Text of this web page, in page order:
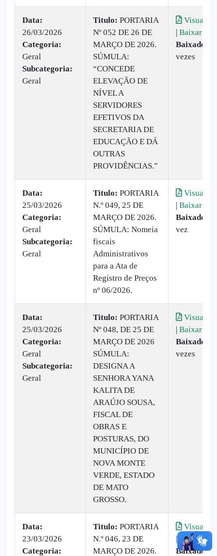
Data:
26/03/2026
Categoria:
Geral
Subcategoria:
Geral
Titulo: PORTARIA
Nº 052 DE 26 DE
MARÇO DE 2026.
SÚMULA:
“CONCEDE
ELEVAÇÃO DE
NÍVEL A
SERVIDORES
EFETIVOS DA
SECRETARIA DE
EDUCAÇÃO E DÁ
OUTRAS
PROVIDÊNCIAS.”
| Baixar
Baixado:
vezes
Data:
25/03/2026
Categoria:
Geral
Subcategoria:
Geral
Titulo: PORTARIA
N.º 049, 25 DE
MARÇO DE 2026.
SÚMULA: Nomeia
fiscais
Administrativos
para a Ata de
Registro de Preços
nº 06/2026.
| Baixar
Baixado:
vez
Data:
25/03/2026
Categoria:
Geral
Subcategoria:
Geral
Titulo: PORTARIA
Nº 048, DE 25 DE
MARÇO DE 2026
SÚMULA:
DESIGNA A
SENHORA YANA
KALITA DE
ARAÚJO SOUSA,
FISCAL DE
OBRAS E
POSTURAS, DO
MUNICÍPIO DE
NOVA MONTE
VERDE, ESTADO
DE MATO
GROSSO.
| Baixar
Baixado:
vezes
Data:
23/03/2026
Categoria:
Titulo: PORTARIA
N.º 046, 23 DE
MARÇO DE 2026.
|
Baixar
Baixado:2